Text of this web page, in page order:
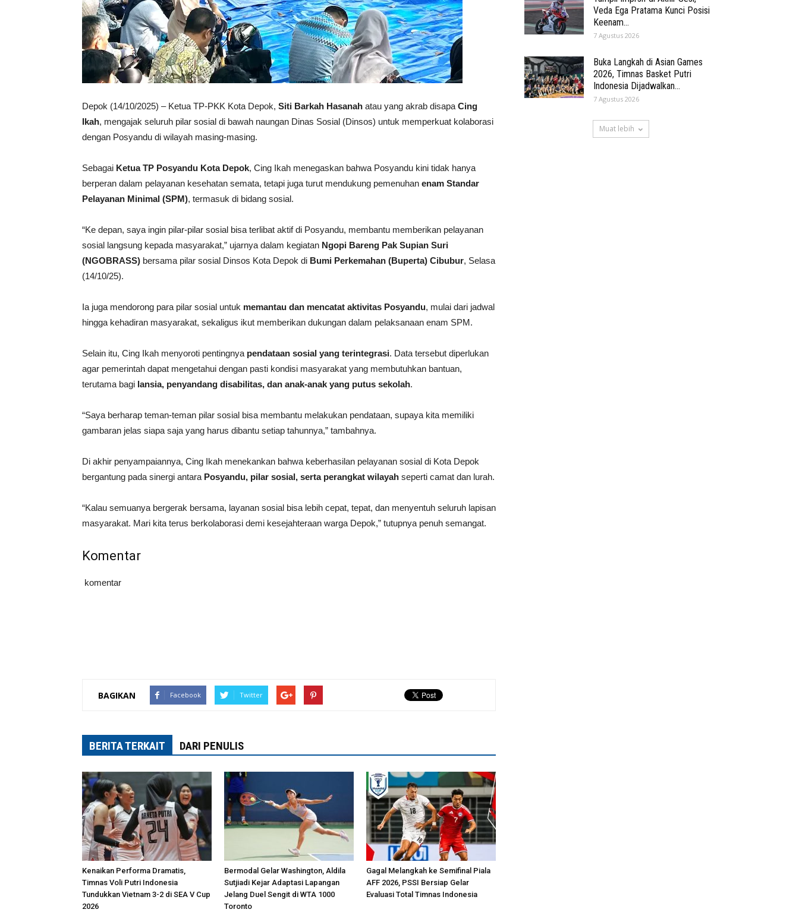
Depok (14/10/2025) – Ketua TP-PKK Kota Depok, Siti Barkah Hasanah atau yang akrab disapa Cing
Ikah, mengajak seluruh pilar sosial di bawah naungan Dinas Sosial (Dinsos) untuk memperkuat kolaborasi
dengan Posyandu di wilayah masing-masing.
Sebagai Ketua TP Posyandu Kota Depok, Cing Ikah menegaskan bahwa Posyandu kini tidak hanya
berperan dalam pelayanan kesehatan semata, tetapi juga turut mendukung pemenuhan enam Standar
Pelayanan Minimal (SPM), termasuk di bidang sosial.
“Ke depan, saya ingin pilar-pilar sosial bisa terlibat aktif di Posyandu, membantu memberikan pelayanan
sosial langsung kepada masyarakat,” ujarnya dalam kegiatan Ngopi Bareng Pak Supian Suri
(NGOBRASS) bersama pilar sosial Dinsos Kota Depok di Bumi Perkemahan (Buperta) Cibubur, Selasa
(14/10/25).
Ia juga mendorong para pilar sosial untuk memantau dan mencatat aktivitas Posyandu, mulai dari jadwal
hingga kehadiran masyarakat, sekaligus ikut memberikan dukungan dalam pelaksanaan enam SPM.
Selain itu, Cing Ikah menyoroti pentingnya pendataan sosial yang terintegrasi. Data tersebut diperlukan
agar pemerintah dapat mengetahui dengan pasti kondisi masyarakat yang membutuhkan bantuan,
terutama bagi lansia, penyandang disabilitas, dan anak-anak yang putus sekolah.
“Saya berharap teman-teman pilar sosial bisa membantu melakukan pendataan, supaya kita memiliki
gambaran jelas siapa saja yang harus dibantu setiap tahunnya,” tambahnya.
Di akhir penyampaiannya, Cing Ikah menekankan bahwa keberhasilan pelayanan sosial di Kota Depok
bergantung pada sinergi antara Posyandu, pilar sosial, serta perangkat wilayah seperti camat dan lurah.
“Kalau semuanya bergerak bersama, layanan sosial bisa lebih cepat, tepat, dan menyentuh seluruh lapisan
masyarakat. Mari kita terus berkolaborasi demi kesejahteraan warga Depok,” tutupnya penuh semangat.
Komentar
komentar
BAGIKAN Facebook Twitter
BERITA TERKAIT DARI PENULIS
Kenaikan Performa Dramatis,
Timnas Voli Putri Indonesia
Tundukkan Vietnam 3-2 di SEA V Cup
2026
Bermodal Gelar Washington, Aldila
Sutjiadi Kejar Adaptasi Lapangan
Jelang Duel Sengit di WTA 1000
Toronto
Gagal Melangkah ke Semifinal Piala
AFF 2026, PSSI Bersiap Gelar
Evaluasi Total Timnas Indonesia
Veda Ega Pratama Kunci Posisi
Keenam...
7 Agustus 2026
Buka Langkah di Asian Games
2026, Timnas Basket Putri
Indonesia Dijadwalkan...
7 Agustus 2026
Muat lebih